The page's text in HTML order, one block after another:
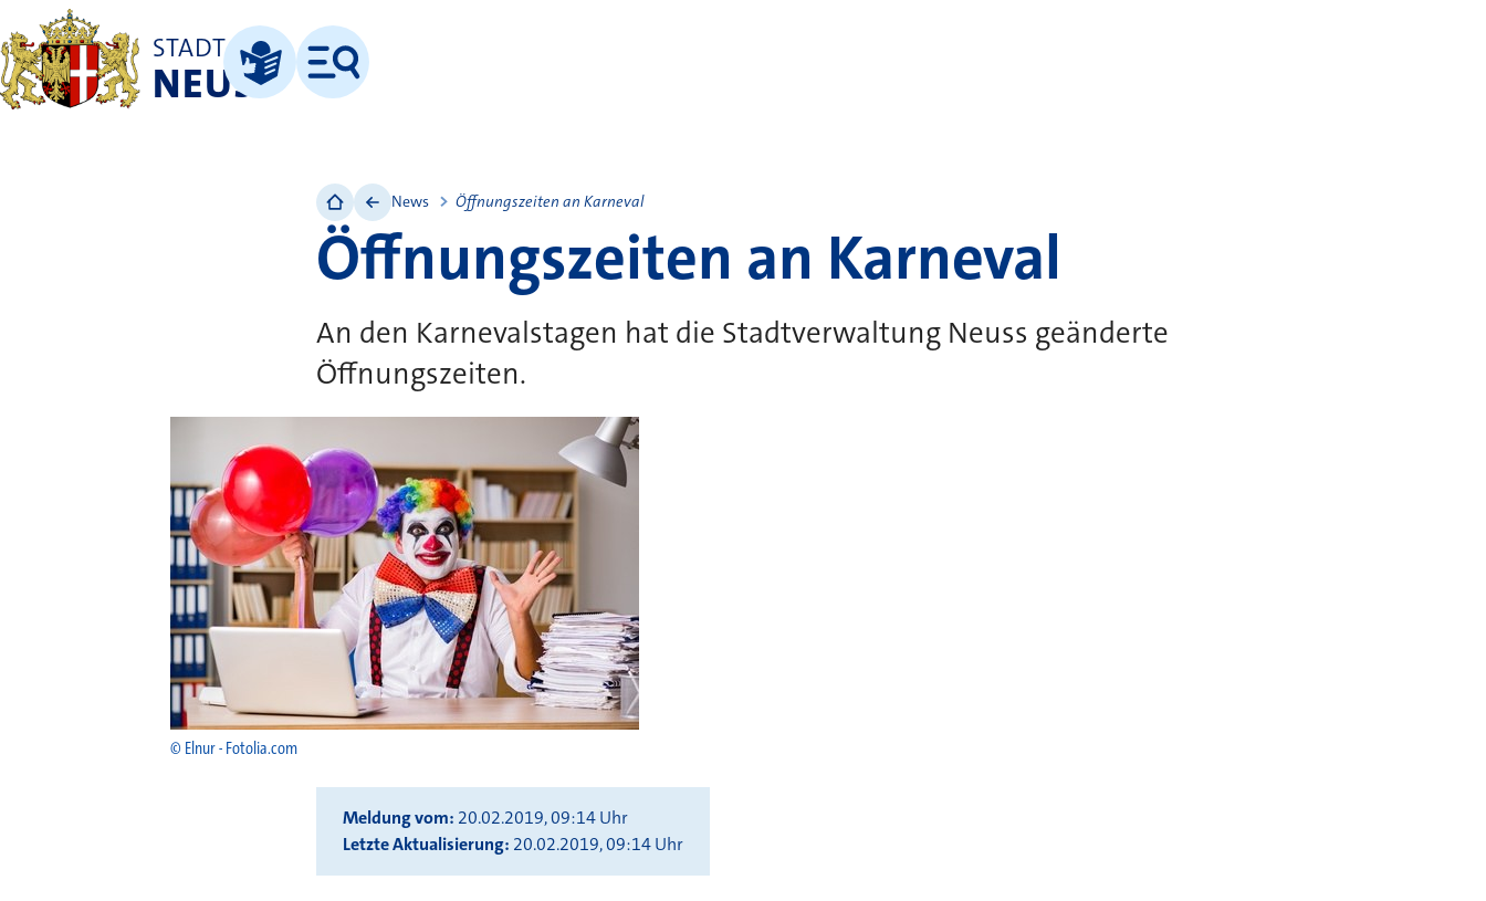
STADT
NEUSSLeichte Sprache
Menü
© Elnur - Fotolia.com
News Öffnungszeiten an Karneval
Öffnungszeiten an Karneval
An den Karnevalstagen hat die Stadtverwaltung Neuss geänderte
Öffnungszeiten.
Meldung vom 20.02.2019, 09:14 Uhr
Letzte Aktualisierung 20.02.2019, 09:14 Uhr